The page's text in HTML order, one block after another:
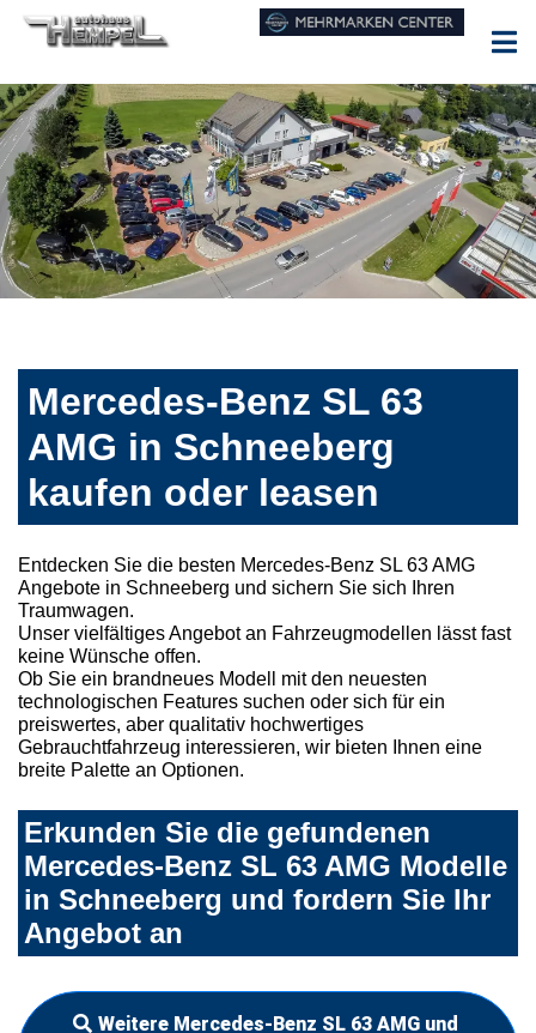
Mercedes-Benz SL 63
AMG in Schneeberg
kaufen oder leasen
Entdecken Sie die besten Mercedes-Benz SL 63 AMG
Angebote in Schneeberg und sichern Sie sich Ihren
Traumwagen.
Unser vielfältiges Angebot an Fahrzeugmodellen lässt fast
keine Wünsche offen.
Ob Sie ein brandneues Modell mit den neuesten
technologischen Features suchen oder sich für ein
preiswertes, aber qualitativ hochwertiges
Gebrauchtfahrzeug interessieren, wir bieten Ihnen eine
breite Palette an Optionen.
Erkunden Sie die gefundenen
Mercedes-Benz SL 63 AMG Modelle
in Schneeberg und fordern Sie Ihr
Angebot an
Weitere Mercedes-Benz SL 63 AMG und